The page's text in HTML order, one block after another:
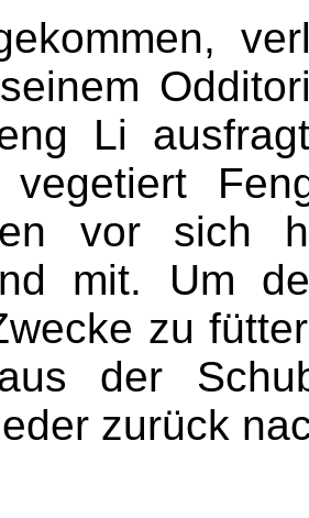
Li
vegetiert
vor sich
mit. Um
zu
der
zurück